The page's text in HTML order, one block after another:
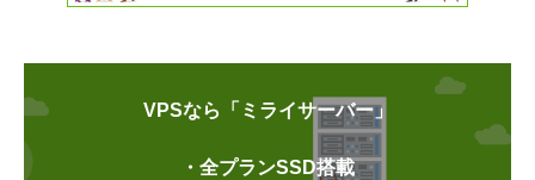
VPSなら「ミライサーバー」
・全プランSSD搭載